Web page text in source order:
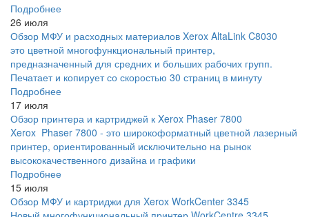
Подробнее
26 июля
Обзор МФУ и расходных материалов Xerox AltaLink C8030
это цветной многофункциональный принтер,
предназначенный для средних и больших рабочих групп.
Печатает и копирует со скоростью 30 страниц в минуту
Подробнее
17 июля
Обзор принтера и картриджей к Xerox Phaser 7800
Xerox Phaser 7800 - это широкоформатный цветной лазерный
принтер, ориентированный исключительно на рынок
высококачественного дизайна и графики
Подробнее
15 июля
Обзор МФУ и картриджи для Xerox WorkCenter 3345